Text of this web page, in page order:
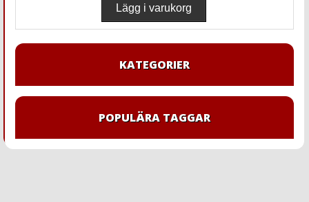
KATEGORIER
POPULÄRA TAGGAR